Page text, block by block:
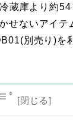
蔵庫より約54
せないアイテ
別売り)を